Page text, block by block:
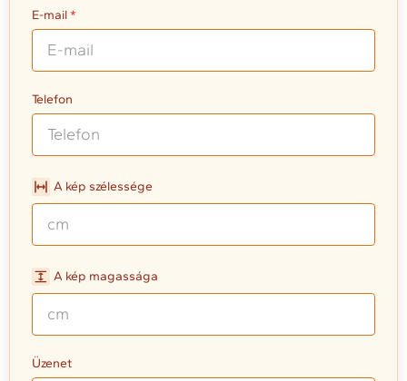
E-mail
Telefon
A kép szélessége
A kép magassága
Üzenet